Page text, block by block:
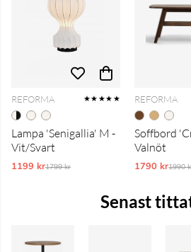
REFORMA ★★★★★
Lampa 'Senigallia' M -
Vit/Svart
1199 krOrdinarie pris:
1799 kr
REFORMA
Soffbord
Valnöt
1790 kr1990
Senast